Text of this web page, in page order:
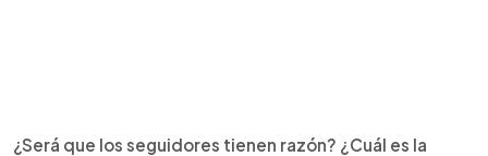
¿Será que los seguidores tienen razón? ¿Cuál es la